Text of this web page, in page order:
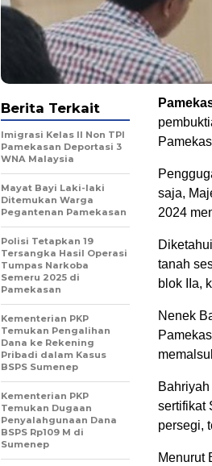
saja,
2024
tanah
blok IIa,
Nenek
sertifikat
persegi,
Menurut
Berita Terkait
Imigrasi Kelas II Non TPI
Pamekasan Deportasi 3
WNA Malaysia
Mayat Bayi Laki-laki
Ditemukan Warga
Pegantenan Pamekasan
Polisi Tetapkan 19
Tersangka Hasil Operasi
Tumpas Narkoba
Semeru 2025 di
Pamekasan
Kementerian PKP
Temukan Pengalihan
Dana ke Rekening
Pribadi dalam Kasus
BSPS Sumenep
Kementerian PKP
Temukan Dugaan
Penyalahgunaan Dana
BSPS Rp109 M di
Sumenep